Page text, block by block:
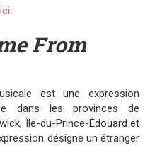
.
From
est une expression
dans les provinces de
Île-du-Prince-Édouard et
désigne un étranger